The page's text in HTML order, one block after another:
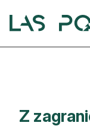
Artykuły
Z